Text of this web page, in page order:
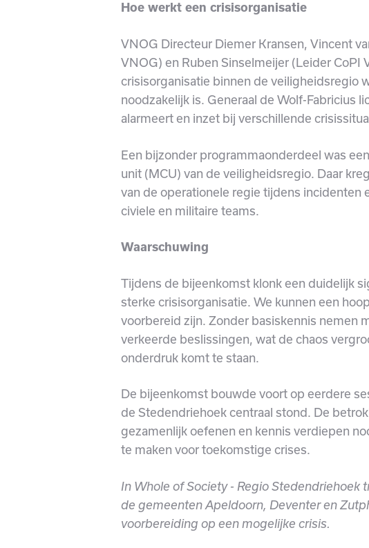
Hoe werkt een crisisorganisatie
VNOG Directeur Diemer Kransen, Vincent
VNOG) en Ruben Sinselmeijer (Leider CoPI
crisisorganisatie binnen de veiligheidsregio
noodzakelijk is. Generaal de Wolf-Fabricius
alarmeert en inzet bij verschillende
Een bijzonder programmaonderdeel was
unit (MCU) van de veiligheidsregio. Daar
van de operationele regie tijdens incidenten
civiele en militaire teams.
Waarschuwing
Tijdens de bijeenkomst klonk een duidelijk
sterke crisisorganisatie. We kunnen een
voorbereid zijn. Zonder basiskennis nemen
verkeerde beslissingen, wat de chaos
onderdruk komt te staan.
De bijeenkomst bouwde voort op eerdere
de Stedendriehoek centraal stond. De
gezamenlijk oefenen en kennis verdiepen
te maken voor toekomstige crises.
In Whole of Society - Regio Stedendriehoek
de gemeenten Apeldoorn, Deventer en
voorbereiding op een mogelijke crisis.